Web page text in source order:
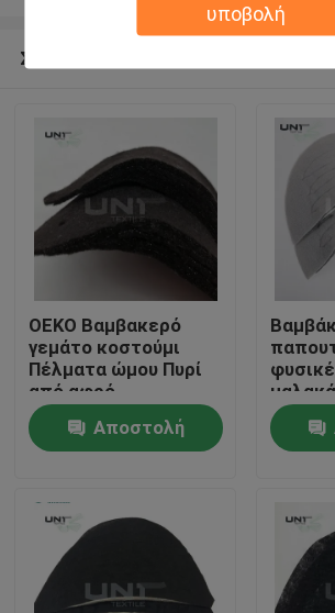
υποβολή
Προϊόντα
Σχετικά με εμάς
Συνιστώμενα προϊόντα
OEKO Βαμβακερό
γεμάτο κοστούμι
Πέλματα ώμου Πυρί
από αφρό
πολυεστέρα
Αποστολή
για